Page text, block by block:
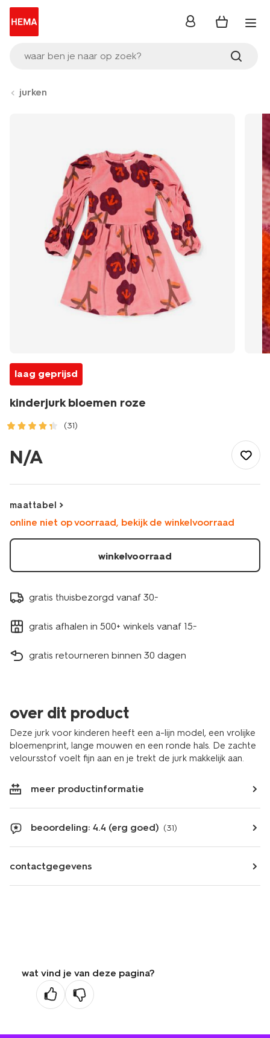
waar ben je naar op zoek?
inloggen
jurken
laag geprijsd
kinderjurk bloemen roze
(31)
bloemen-
roze-
N/A
maattabel
online niet op voorraad, bekijk de winkelvoorraad
winkelvoorraad
gratis thuisbezorgd vanaf 30.-
gratis afhalen in 500+ winkels vanaf 15.-
gratis retourneren binnen 30 dagen
over dit product
Deze jurk voor kinderen heeft een a-lijn model, een vrolijke
bloemenprint, lange mouwen en een ronde hals. De zachte
veloursstof voelt fijn aan en je trekt de jurk makkelijk aan.
meer productinformatie
beoordeling: 4.4 (erg goed) (31)
contactgegevens
wat vind je van deze pagina?